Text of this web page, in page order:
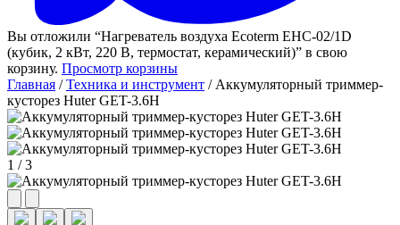
Вы отложили “Нагреватель воздуха Ecoterm EHC-02/1D
(кубик, 2 кВт, 220 В, термостат, керамический)” в свою
корзину. Просмотр корзины
Главная /Техника и инструмент / Аккумуляторный триммер-
кусторез Huter GET-3.6H
1 /3